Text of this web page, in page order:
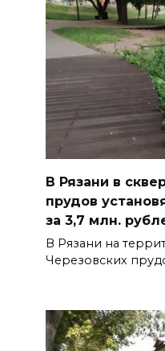
В Рязани в
прудов
за 3,7 млн.
В Рязани на
Черезовских